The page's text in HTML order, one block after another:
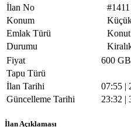
İlan No
#1411
Konum
Emlak Türü
Durumu
Fiyat
600
Tapu Türü
İlan Tarihi
07:55 |
Güncelleme Tarihi
23:32 |
İlan Açıklaması